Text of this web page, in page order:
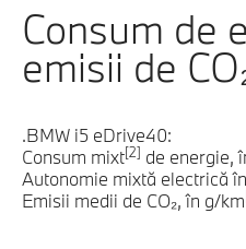
Consum de
emisii de
.BMW i5 eDrive40:
Consum mixt[2] de energie,
Autonomie mixtă electrică
Emisii medii de CO₂, în g/km